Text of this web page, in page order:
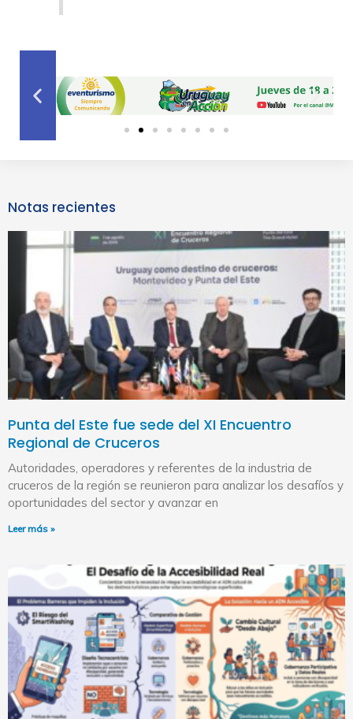
Previous
slide
Next
slide
Notas recientes
Punta del Este fue sede del XI Encuentro
Regional de Cruceros
Autoridades, operadores y referentes de la industria de
cruceros de la región se reunieron para analizar los desafíos y
oportunidades del sector y avanzar en
Leer más »